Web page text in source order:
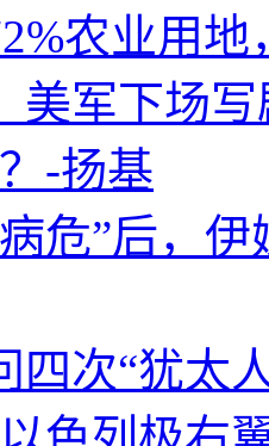
农业用
美军下场
-扬基
危”后，
四次“犹太